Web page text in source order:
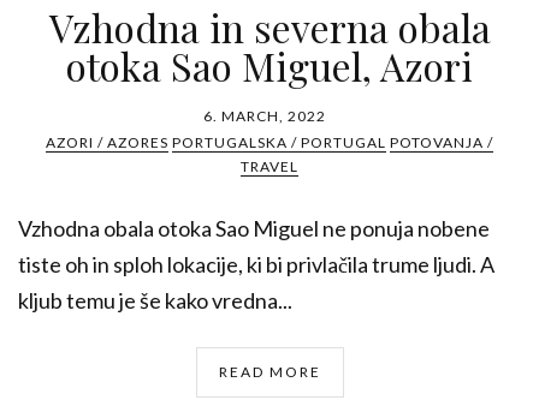
Vzhodna in severna obala
otoka Sao Miguel, Azori
6. MARCH, 2022
AZORI / AZORES PORTUGALSKA / PORTUGAL POTOVANJA /
TRAVEL
Vzhodna obala otoka Sao Miguel ne ponuja nobene
tiste oh in sploh lokacije, ki bi privlačila trume ljudi. A
kljub temu je še kako vredna...
READ MORE